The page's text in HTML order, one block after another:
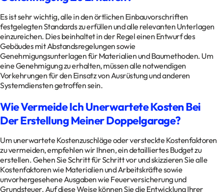
Es ist sehr wichtig, alle in den örtlichen Einbauvorschriften
festgelegten Standards zu erfüllen und alle relevanten Unterlagen
einzureichen. Dies beinhaltet in der Regel einen Entwurf des
Gebäudes mit Abstandsregelungen sowie
Genehmigungsunterlagen für Materialien und Baumethoden. Um
eine Genehmigung zu erhalten, müssen alle notwendigen
Vorkehrungen für den Einsatz von Ausrüstung und anderen
Systemdiensten getroffen sein.
Wie Vermeide Ich Unerwartete Kosten Bei
Der Erstellung Meiner Doppelgarage?
Um unerwartete Kostenzuschläge oder versteckte Kostenfaktoren
zu vermeiden, empfehlen wir Ihnen, ein detailliertes Budget zu
erstellen. Gehen Sie Schritt für Schritt vor und skizzieren Sie alle
Kostenfaktoren wie Materialien und Arbeitskräfte sowie
unvorhergesehene Ausgaben wie Feuerversicherung und
Grundsteuer. Auf diese Weise können Sie die Entwicklung Ihrer